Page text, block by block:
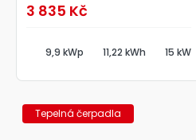
3 835 Kč
9,9 kWp 11,22 kWh 15 kW
Tepelná čerpadla